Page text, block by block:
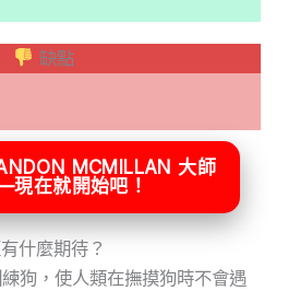
缺點
MCMILLAN 大師
在就開始吧！
什麼期待？
狗，使人類在撫摸狗時不會遇